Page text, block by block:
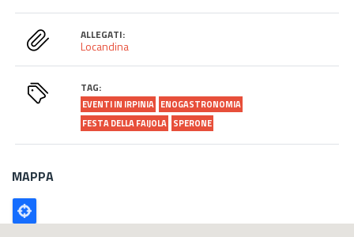
ALLEGATI:
Locandina
TAG:
EVENTI IN IRPINIA ENOGASTRONOMIA
FESTA DELLA FAIJOLA SPERONE
MAPPA
Poligono
GEO